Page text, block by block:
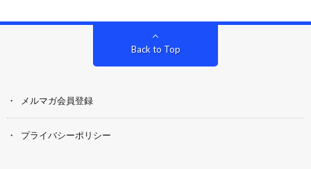
Back to Top
メルマガ会員登録
プライバシーポリシー